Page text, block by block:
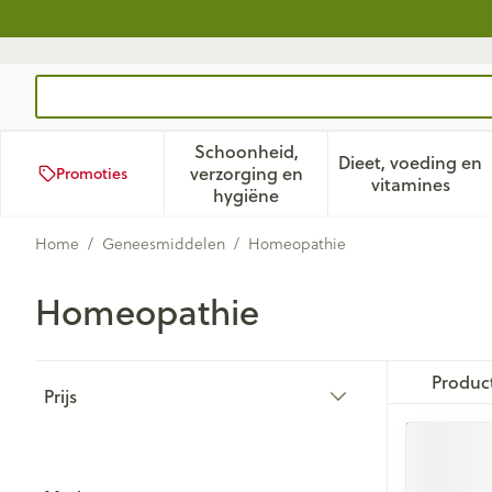
Promoties
Schoonheid,
verzorging en
hygiëneToon submenu voor
Dieet, voeding en
vitamines
Toon
Home / Geneesmiddelen / Homeopathie
Homeopathie
Prijs